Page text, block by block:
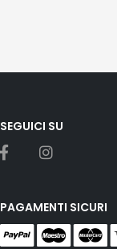
SEGUICI SU
PAGAMENTI SICURI